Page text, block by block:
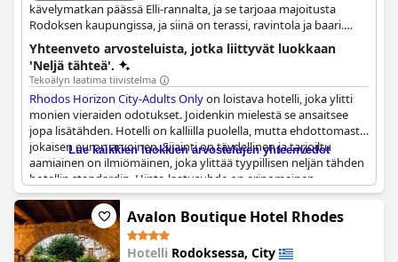
kävelymatkan päässä Elli-rannalta, ja se tarjoaa majoitusta
Rodoksen kaupungissa, ja siinä on terassi, ravintola ja baari.
Asiakkaat voivat nauttia kausiluonteisesta ulkouima-altaasta,
kuntokeskuksesta ja saunasta. Henkilökunta tarjoaa
erinomaista palvelua ja vieraanvaraisuutta, ja päivittäin on
tarjolla erinomaisia aamiaisvaihtoehtoja.
Yhteenveto arvosteluista, jotka liittyvät luokkaan
'Neljä tähteä'.
Tekoälyn laatima tiivistelmä
Rhodos Horizon City-Adults Onlyon loistava hotelli, joka ylitti
monien vieraiden odotukset. Joidenkin mielestä se ansaitsee
jopa lisätähden. Hotelli on kalliilla puolella, mutta ehdottomasti
jokaisen euron arvoinen. Sijainti on täydellinen ja tarjoiltu
aamiainen on ilmiömäinen, joka ylittää tyypillisen neljän tähden
hotellin standardin. Hinta-laatusuhde on erinomainen.
Negatiivisia arvosteluja ei löytynyt. Joidenkin vieraiden mielestä
aamiaisen laatu ei kuitenkaan vastannut neljän tähden hotellin
tasoa. Kaiken kaikkiaan hotelli on erittäin suositeltava, sillä sen
sijainti on loistava ja tilat ovat huippuluokkaa.
Lue kaikkien luokkien arvostelujen yhteenvedot
Avalon Boutique Hotel Rhodes
Hotelli Rodoksessa, City